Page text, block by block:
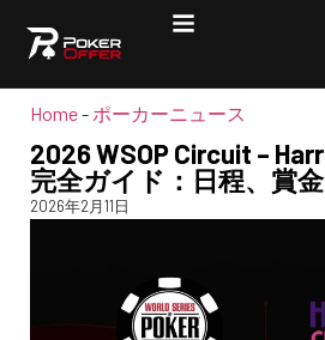
Home- ポーカーニュース
2026 WSOP Circuit –
完全ガイド：日程、賞
2026年2月11日